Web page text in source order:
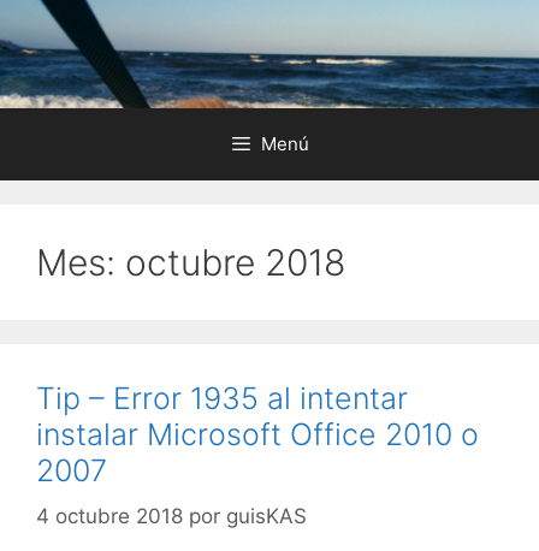
Saltar
al
contenido
Menú
Mes: octubre 2018
Tip – Error 1935 al intentar
instalar Microsoft Office 2010 o
2007
4 octubre 2018 por guisKAS